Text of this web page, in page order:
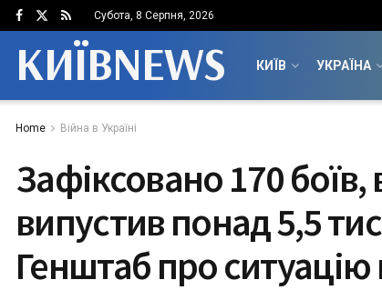
Субота, 8 Серпня, 2026
КИЇВNEWS КИЇВ УКРАЇНА
Home Війна в Україні
Зафіксовано 170 боїв,
випустив понад 5,5
Генштаб про ситуацію